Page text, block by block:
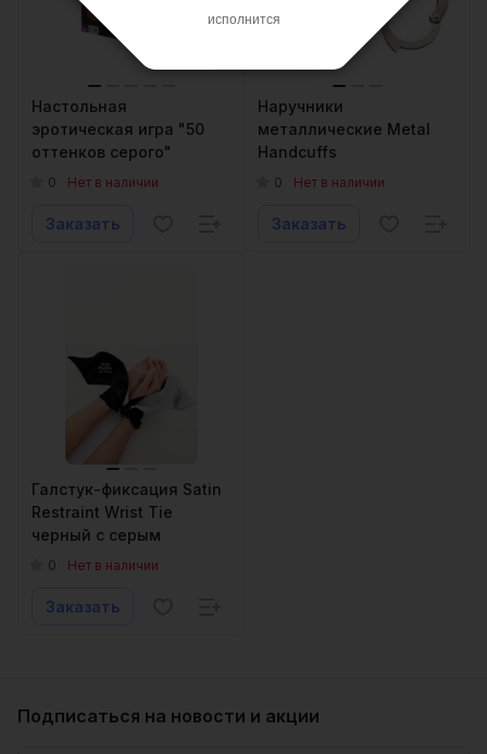
Настольная
эротическая игра "50
оттенков серого"
0 Нет в наличии
Заказать
Наручники
металлические Metal
Handcuffs
0 Нет в наличии
Заказать
Галстук-фиксация Satin
Restraint Wrist Tie
черный с серым
0 Нет в наличии
Заказать
Подписаться на новости и акции
исполнится